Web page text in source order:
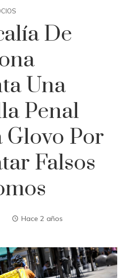
De
Una
Penal
Glovo Por
Falsos
Hace 2 años